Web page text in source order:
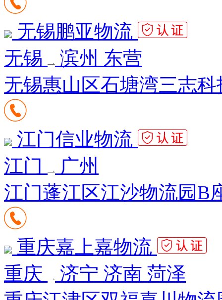
无锡鹏亚物流
无锡
滨州 东营
无锡惠山区石塘湾三志
江门信业物流
江门
广州
江门蓬江区江沙物流园B
重庆嘉上嘉物流
重庆
济宁 济南 菏泽